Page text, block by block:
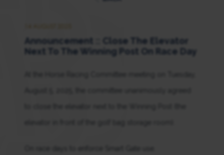
Announcement :: Close The Elevator
Next To The Winning Post On Race Day